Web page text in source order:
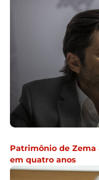
Patrimônio de
em quatro anos